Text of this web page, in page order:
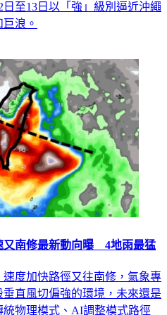
至13日以「強」級別逼近沖繩
浪。
又南修最新動向曝 4地雨最猛
度加快路徑又往南修，氣象專
直風切偏強的環境，未來還是
物理模式、AI調整模式路徑